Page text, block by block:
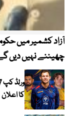
آزاد کشمیر میں
چھیننے نہیں دیں گے ،
کا اعلان